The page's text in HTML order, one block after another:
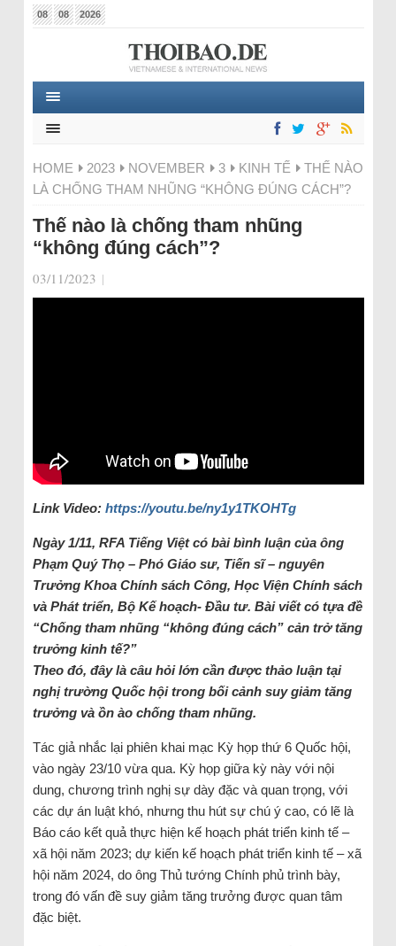
08 08 2026
HOME 2023 NOVEMBER 3 KINH TẾ
THẾ NÀO
LÀ CHỐNG THAM NHŨNG “KHÔNG ĐÚNG CÁCH”?
Thế nào là chống tham nhũng
“không đúng cách”?
03/11/2023 |
Link Video: https://youtu.be/ny1y1TKOHTg
Ngày 1/11, RFA Tiếng Việt có bài bình luận của ông
Phạm Quý Thọ – Phó Giáo sư, Tiến sĩ – nguyên
Trưởng Khoa Chính sách Công, Học Viện Chính sách
và Phát triển, Bộ Kế hoạch- Đầu tư. Bài viết có tựa đề
“Chống tham nhũng “không đúng cách” cản trở tăng
trưởng kinh tế?”
Theo đó, đây là câu hỏi lớn cần được thảo luận tại
nghị trường Quốc hội trong bối cảnh suy giảm tăng
trưởng và ồn ào chống tham nhũng.
Tác giả nhắc lại phiên khai mạc Kỳ họp thứ 6 Quốc hội,
vào ngày 23/10 vừa qua. Kỳ họp giữa kỳ này với nội
dung, chương trình nghị sự dày đặc và quan trọng, với
các dự án luật khó, nhưng thu hút sự chú ý cao, có lẽ là
Báo cáo kết quả thực hiện kế hoạch phát triển kinh tế –
xã hội năm 2023; dự kiến kế hoạch phát triển kinh tế – xã
hội năm 2024, do ông Thủ tướng Chính phủ trình bày,
trong đó vấn đề suy giảm tăng trưởng được quan tâm
đặc biệt.